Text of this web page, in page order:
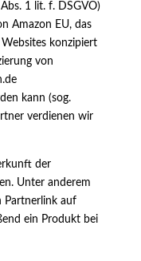
1 lit. f. DSGVO)
Amazon EU, das
konzipiert
von
kann (sog.
verdienen wir
der
Unter anderem
Partnerlink auf
ein Produkt bei